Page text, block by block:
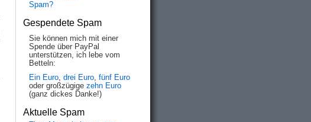
Spam?
Gespendete Spam
Sie können mich mit einer
Spende über PayPal
unterstützen, ich lebe vom
Betteln:
Ein Euro, drei Euro, fünf Euro
oder großzügige zehn Euro
(ganz dickes Danke!)
Aktuelle Spam